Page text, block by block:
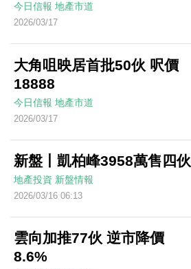
今日信報 地產市道
2026/03/17
大角咀映居首批50伙 呎價
18888
今日信報 地產市道
2026/03/17
新盤丨凱柏峰3958萬售四伙
地產投資 新盤情報
2026/03/16 06:13
雲向加推77伙 逆市降價
8.6%